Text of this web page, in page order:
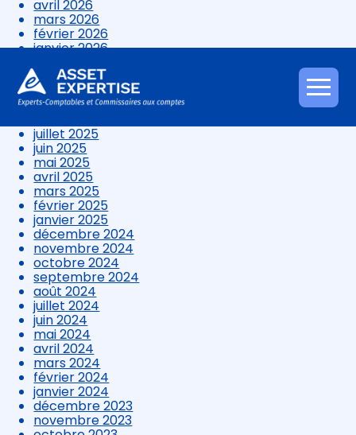
Aller
au
avril 2026
mars 2026
février 2026
janvier 2026
novembre 2025
octobre 2025
septembre 2025
juillet 2025
juin 2025
mai 2025
avril 2025
mars 2025
février 2025
janvier 2025
décembre 2024
novembre 2024
octobre 2024
septembre 2024
août 2024
juillet 2024
juin 2024
mai 2024
avril 2024
mars 2024
février 2024
janvier 2024
décembre 2023
novembre 2023